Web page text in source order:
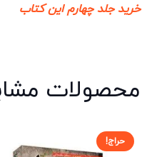
خرید جلد چهارم این کتاب
محصولات
حراج!